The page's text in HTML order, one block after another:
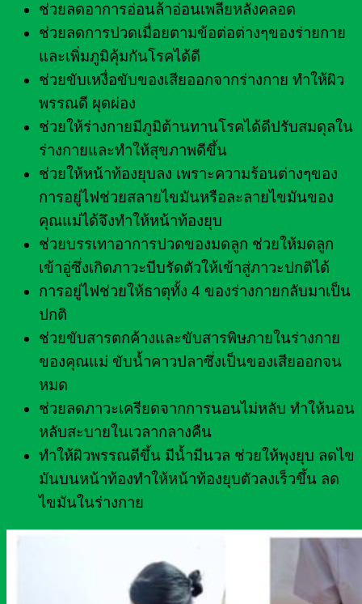
ช่วยลดอาการอ่อนล้าอ่อนเพลียหลังคลอด
ช่วยลดการปวดเมื่อยตามข้อต่อต่างๆของร่ายกาย
และเพิ่มภูมิคุ้มกันโรคได้ดี
ช่วยขับเหงื่อขับของเสียออกจากร่างกาย ทำให้ผิว
พรรณดี ผุดผ่อง
ช่วยให้ร่างกายมีภูมิต้านทานโรคได้ดีปรับสมดุลใน
ร่างกายและทำให้สุขภาพดีขึ้น
ช่วยให้หน้าท้องยุบลง เพราะความร้อนต่างๆของ
การอยู่ไฟช่วยสลายไขมันหรือละลายไขมันของ
คุณแม่ได้จึงทำให้หน้าท้องยุบ
ช่วยบรรเทาอาการปวดของมดลูก ช่วยให้มดลูก
เข้าอู่ซึ่งเกิดภาวะบีบรัดตัวให้เข้าสู่ภาวะปกติได้
การอยู่ไฟช่วยให้ธาตุทั้ง 4 ของร่างกายกลับมาเป็น
ปกติ
ช่วยขับสารตกค้างและขับสารพิษภายในร่างกาย
ของคุณแม่ ขับน้ำคาวปลาซึ่งเป็นของเสียออกจน
หมด
ช่วยลดภาวะเครียดจากการนอนไม่หลับ ทำให้นอน
หลับสะบายในเวลากลางคืน
ทำให้ผิวพรรณดีขึ้น มีน้ำมีนวล ช่วยให้พุงยุบ ลดไข
มันบนหน้าท้องทำให้หน้าท้องยุบตัวลงเร็วขึ้น ลด
ไขมันในร่างกาย